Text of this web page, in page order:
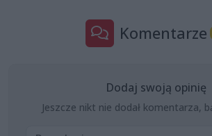
Komentarze
Dodaj swoją opinię
Jeszcze nikt nie dodał komentarza,